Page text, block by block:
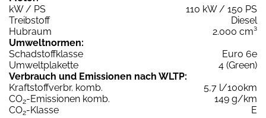
kW / PS
110 kW / 150 PS
Treibstoff
Diesel
Hubraum
2.000 cm³
Umweltnormen:
Schadstoffklasse
Euro 6e
Umweltplakette
4 (Green)
Verbrauch und Emissionen nach WLTP:
Kraftstoffverbr. komb.
5,7 l/100km
CO2-Emissionen komb.
149 g/km
CO2-Klasse
E